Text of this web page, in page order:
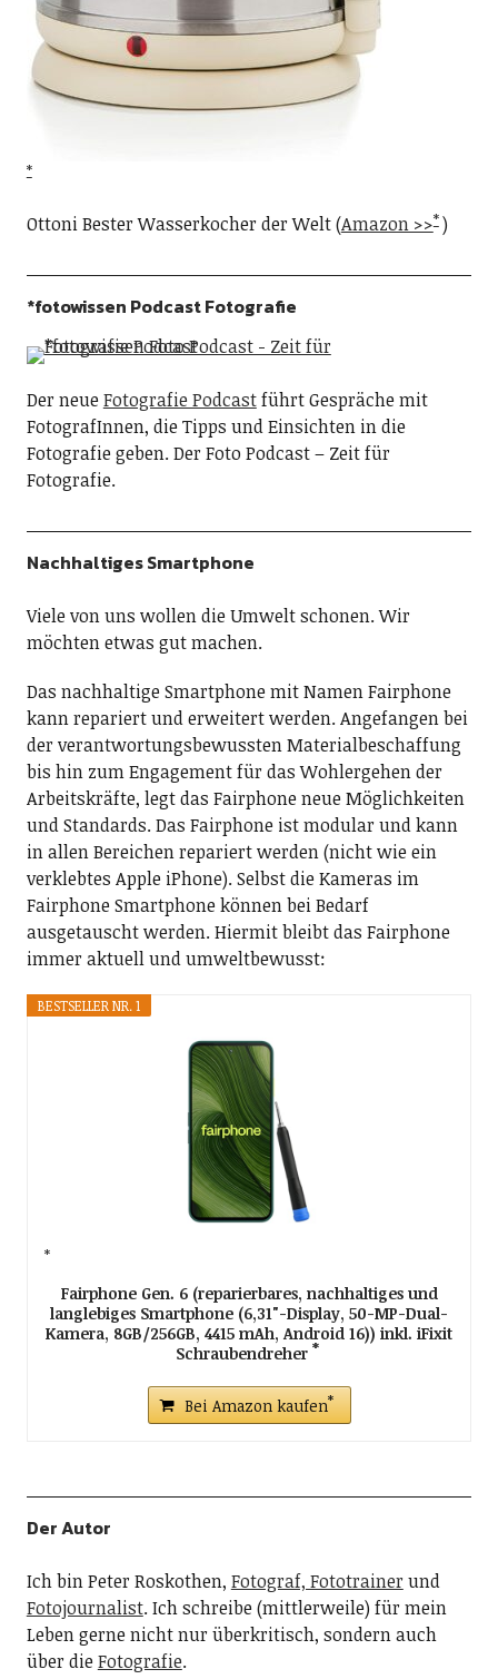
Ottoni Bester Wasserkocher der Welt (Amazon >> )
*fotowissen Podcast Fotografie
Der neueFotografie Podcastführt Gespräche mit
FotografInnen, die Tipps und Einsichten in die
Fotografie geben. Der Foto Podcast – Zeit für
Fotografie.
Nachhaltiges Smartphone
Viele von uns wollen die Umwelt schonen. Wir
möchten etwas gut machen.
Das nachhaltige Smartphone mit Namen Fairphone
kann repariert und erweitert werden. Angefangen bei
der verantwortungsbewussten Materialbeschaffung
bis hin zum Engagement für das Wohlergehen der
Arbeitskräfte, legt das Fairphone neue Möglichkeiten
und Standards. Das Fairphone ist modular und kann
in allen Bereichen repariert werden (nicht wie ein
verklebtes Apple iPhone). Selbst die Kameras im
Fairphone Smartphone können bei Bedarf
ausgetauscht werden. Hiermit bleibt das Fairphone
immer aktuell und umweltbewusst:
BESTSELLER NR. 1
Fairphone Gen. 6 (reparierbares, nachhaltiges und
langlebiges Smartphone (6,31"-Display, 50-MP-Dual-
Kamera, 8GB/256GB, 4415 mAh, Android 16)) inkl. iFixit
Schraubendreher
Bei Amazon kaufen
Der Autor
Ich bin Peter Roskothen, Fotograf, Fototrainer und
Fotojournalist. Ich schreibe (mittlerweile) für mein
Leben gerne nicht nur überkritisch, sondern auch
über dieFotografie.